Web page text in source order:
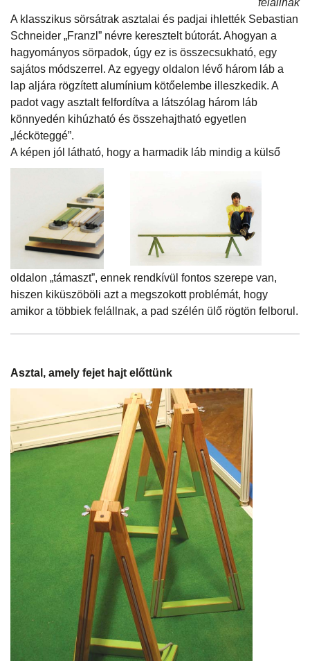
A klasszikus sörsátrak asztalai és padjai ihlették Sebastian
Schneider „Franzl” névre keresztelt bútorát. Ahogyan a
hagyományos sörpadok, úgy ez is összecsukható, egy
sajátos módszerrel. Az egyegy oldalon lévő három láb a
lap aljára rögzített alumínium kötőelembe illeszkedik. A
padot vagy asztalt felfordítva a látszólag három láb
könnyedén kihúzható és összehajtható egyetlen
„lécköteggé”.
A képen jól látható, hogy a harmadik láb mindig a külső
oldalon „támaszt”, ennek rendkívül fontos szerepe van,
hiszen kiküszöböli azt a megszokott problémát, hogy
amikor a többiek felállnak, a pad szélén ülő rögtön felborul.
Asztal, amely fejet hajt előttünk